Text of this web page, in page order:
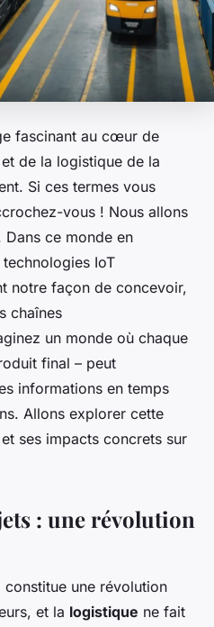
fascinant au cœur de
de la logistique de la
Si ces termes vous
vous ! Nous allons
ce monde en
IoT
notre façon de concevoir,
chaînes
un monde où chaque
final – peut
informations en temps
Allons explorer cette
ses impacts concrets sur
: une révolution
constitue une révolution
et la logistique ne fait